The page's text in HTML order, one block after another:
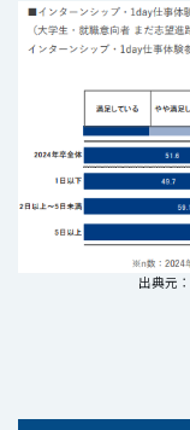
出典元：